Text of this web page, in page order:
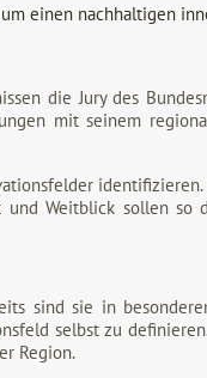
einen nachhaltigen
die Jury des
mit seinem
Weitblick sollen so
sind sie in
selbst zu
Region.